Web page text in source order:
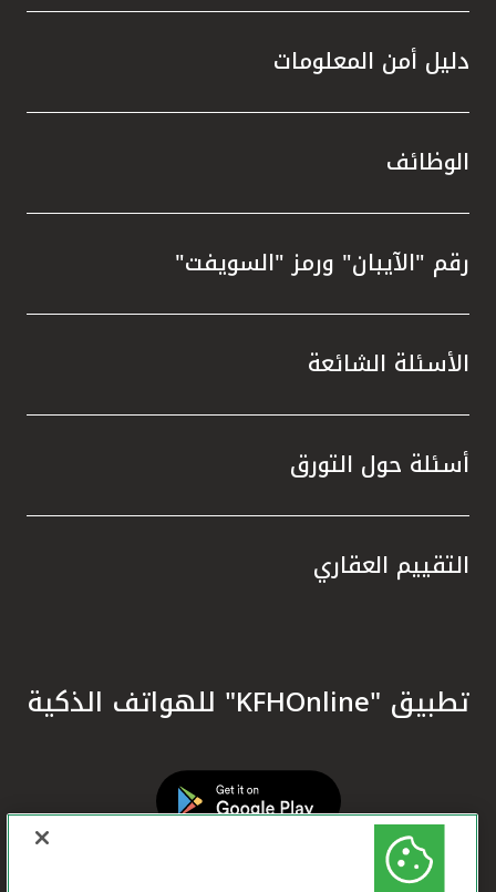
دليل أمن المعلومات
الوظائف
رقم "الآيبان" ورمز "السويفت"
الأسئلة الشائعة
أسئلة حول التورق
التقييم العقاري
تطبيق "KFHOnline" للهواتف الذكية